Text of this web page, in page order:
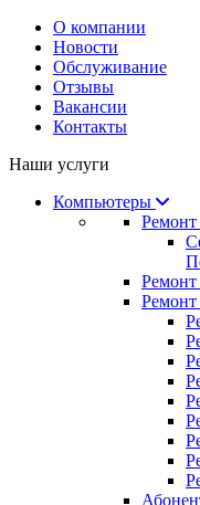
О компании
Новости
Обслуживание
Отзывы
Вакансии
Контакты
Наши услуги
Компьютеры
Ремонт
Ремонт